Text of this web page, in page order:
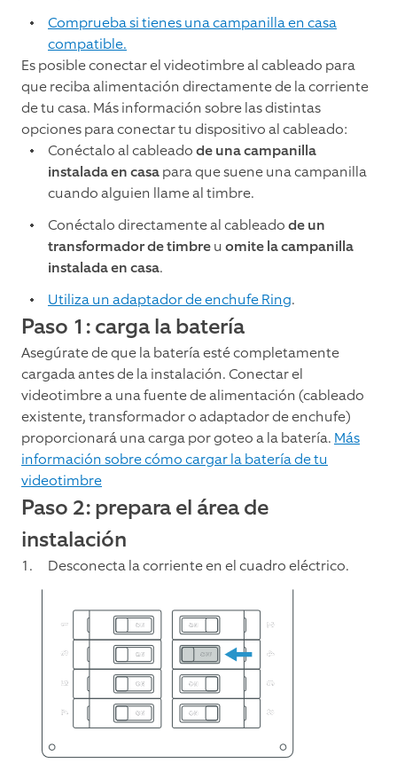
Comprueba si tienes una campanilla en casa
compatible.
Es posible conectar el videotimbre al cableado para
que reciba alimentación directamente de la corriente
de tu casa. Más información sobre las distintas
opciones para conectar tu dispositivo al cableado:
Conéctalo al cableadode una campanilla
instalada en casapara que suene una campanilla
cuando alguien llame al timbre.
Conéctalo directamente al cableadode un
transformador de timbreu omite la campanilla
instalada en casa.
Utiliza un adaptador de enchufe Ring.
Paso 1: carga la batería
Asegúrate de que la batería esté completamente
cargada antes de la instalación. Conectar el
videotimbre a una fuente de alimentación (cableado
existente, transformador o adaptador de enchufe)
proporcionará una carga por goteo a la batería. Más
información sobre cómo cargar la batería de tu
videotimbre
Paso 2: prepara el área de
instalación
Desconecta la corriente en el cuadro eléctrico.